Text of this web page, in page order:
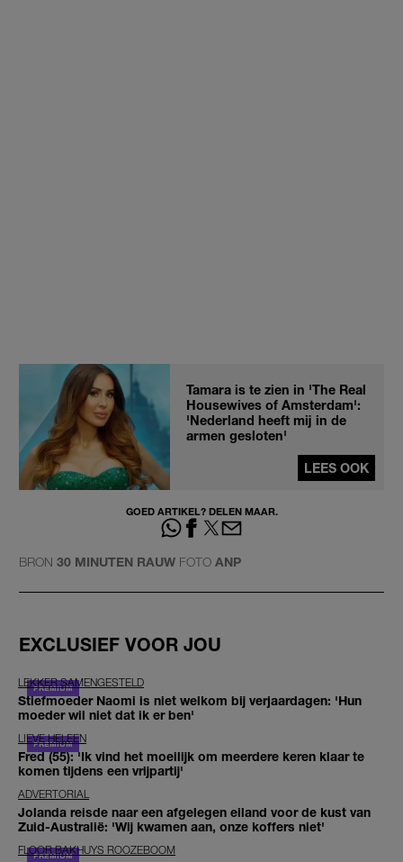
Tamara is te zien in 'The Real
Housewives of Amsterdam':
'Nederland heeft mij in de
armen gesloten'
LEES OOK
GOED ARTIKEL? DELEN MAAR.
BRON 30 MINUTEN RAUW FOTO ANP
EXCLUSIEF VOOR JOU
LEKKER SAMENGESTELD
Stiefmoeder Naomi is niet welkom bij verjaardagen: 'Hun
moeder wil niet dat ik er ben'
LIEVE HELEEN
Fred (55): 'Ik vind het moeilijk om meerdere keren klaar te
komen tijdens een vrijpartij'
ADVERTORIAL
Jolanda reisde naar een afgelegen eiland voor de kust van
Zuid-Australië: 'Wij kwamen aan, onze koffers niet'
FLOOR BAKHUYS ROOZEBOOM